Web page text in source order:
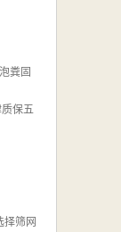
粪固
保五
择筛网